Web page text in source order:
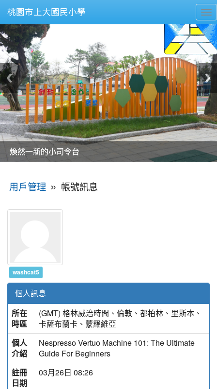
桃園市上大國民小學
美麗的操場是我們活力的來源
美麗的操場是我們活力的來源
煥然一新的小司令台
煥然一新的小司令台
富含桃園埤塘田園風光意象的中廊
富含桃園埤塘田園風光意象的中廊
嶄新的中庭廣場
嶄新的中庭廣場
水生池生生不息
水生池生生不息
用戶管理 » 帳號訊息
washcat5
個人訊息
所在
時區
(GMT) 格林威治時間、倫敦、都柏林、里斯本、
卡薩布蘭卡、蒙羅維亞
個人
介紹
Nespresso Vertuo Machine 101: The Ultimate
Guide For Beginners
註冊
日期
03月26日 08:26